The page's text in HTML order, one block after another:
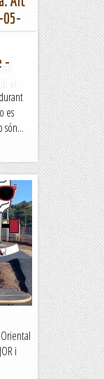
05-
el
-
es
i